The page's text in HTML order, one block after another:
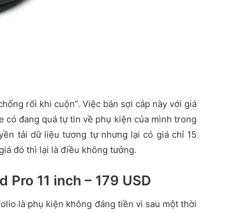
rối khi cuộn”. Việc bán sợi cáp này với giá
có đang quá tự tin về phụ kiện của mình trong
tải dữ liệu tương tự nhưng lại có giá chỉ 15
đó thì lại là điều không tưởng.
Pro 11 inch – 179 USD
là phụ kiện không đáng tiền vì sau một thời